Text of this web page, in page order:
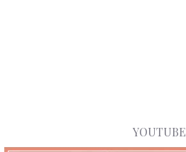
YOUTUBE